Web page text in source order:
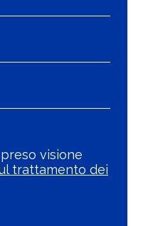
visione
trattamento dei